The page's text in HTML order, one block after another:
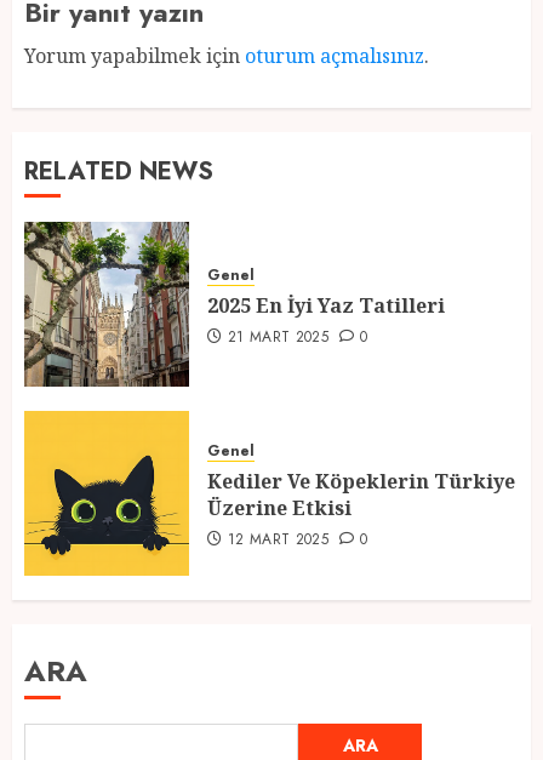
Bir yanıt yazın
Yorum yapabilmek için oturum açmalısınız.
RELATED NEWS
Genel
2025 En İyi Yaz Tatilleri
21 MART 2025 0
Genel
Kediler Ve Köpeklerin Türkiye
Üzerine Etkisi
12 MART 2025 0
ARA
ARA